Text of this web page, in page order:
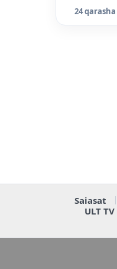
24 qarasha
Saiasat
ULT TV